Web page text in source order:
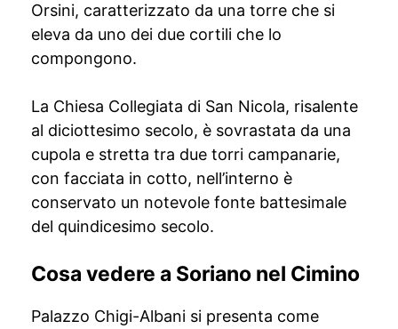
Orsini, caratterizzato da una torre che si
eleva da uno dei due cortili che lo
compongono.
La Chiesa Collegiata di San Nicola, risalente
al diciottesimo secolo, è sovrastata da una
cupola e stretta tra due torri campanarie,
con facciata in cotto, nell’interno è
conservato un notevole fonte battesimale
del quindicesimo secolo.
Cosa vedere a Soriano nel Cimino
Palazzo Chigi-Albani si presenta come